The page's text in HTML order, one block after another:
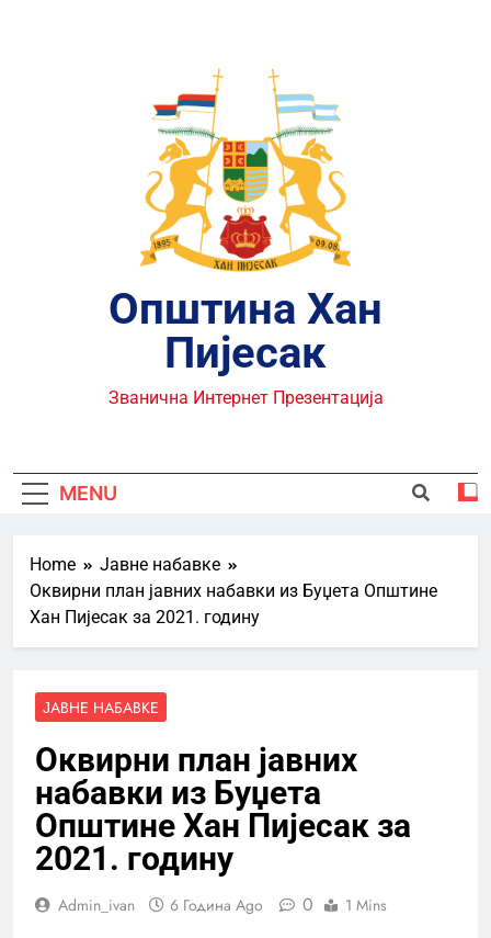
Општина Хан
Пијесак
Званична Интернет Презентација
MENU
Home
Јавне набавке
Оквирни план јавних набавки из Буџета Општине
Хан Пијесак за 2021. годину
ЈАВНЕ НАБАВКЕ
Оквирни план јавних
набавки из Буџета
Општине Хан Пијесак за
2021. годину
Admin_ivan 6 Година Ago 0 1 Mins